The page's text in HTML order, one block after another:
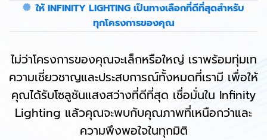
ให้ INFINITY LIGHTING เป็นทางเลือกที่ดีที่สุดสำหรับ
ทุกโครงการของคุณ
ไม่ว่าโครงการของคุณจะเล็กหรือใหญ่ เราพร้อมทุ่มเท
ความเชี่ยวชาญและประสบการณ์ทั้งหมดที่เรามี เพื่อให้
คุณได้รับโซลูชันแสงสว่างที่ดีที่สุด เชื่อมั่นใน Infinity
Lighting แล้วคุณจะพบกับคุณภาพที่เหนือกว่าและ
ความพึงพอใจในทุกมิติ